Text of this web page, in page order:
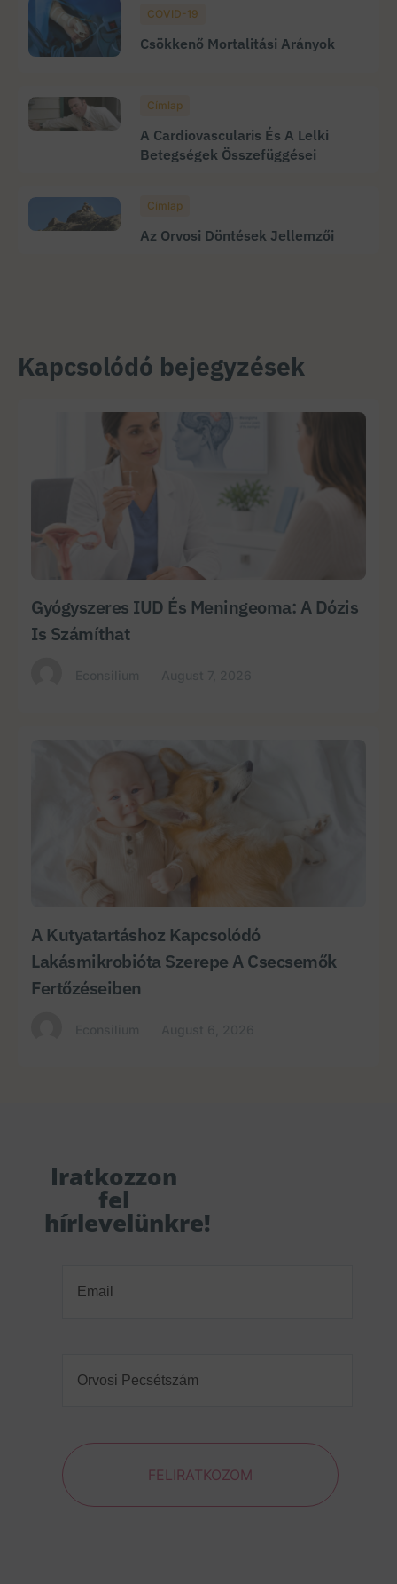
COVID-19
Csökkenő Mortalitási Arányok
Címlap
A Cardiovascularis És A Lelki
Betegségek Összefüggései
Címlap
Az Orvosi Döntések Jellemzői
Kapcsolódó bejegyzések
Gyógyszeres IUD És Meningeoma: A Dózis
Is Számíthat
A Kutyatartáshoz Kapcsolódó
Lakásmikrobióta Szerepe A Csecsemők
Fertőzéseiben
Iratkozzon
fel
hírlevelünkre!
Pecsétszám(Required)
FELIRATKOZOM